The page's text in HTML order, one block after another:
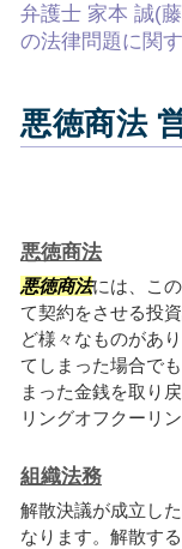
弁護士 家本 誠(
の法律問題に関
悪徳商法
悪徳商法
悪徳商法には、こ
て契約をさせる投
ど様々なものがあ
てしまった場合で
まった金銭を取り
リングオフクーリ
組織法務
解散決議が成立し
なります。解散す